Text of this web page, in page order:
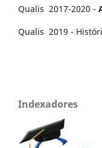
Qualis 2017-2020 -
Qualis 2019 -
Indexadores